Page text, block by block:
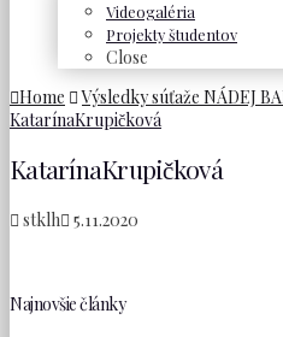
Videogaléria
Projekty študentov
Close
Home
Výsledky súťaže NÁDEJ
KatarínaKrupičková
KatarínaKrupičková
stklh 5.11.2020
Najnovšie články